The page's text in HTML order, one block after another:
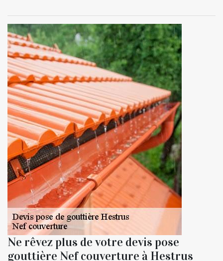
Ne rêvez plus de votre devis pose
gouttière Nef couverture à Hestrus